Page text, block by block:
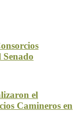
el
Camineros en